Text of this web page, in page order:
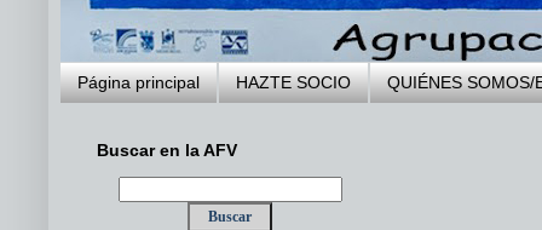
Página principal HAZTE SOCIO QUIÉNES SOMOS/
Buscar en la AFV